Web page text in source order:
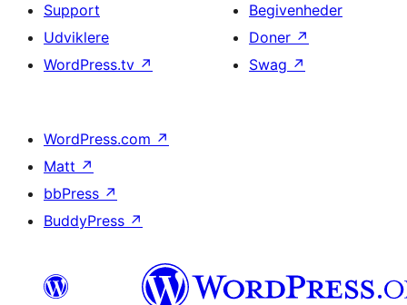
Support
Udviklere
WordPress.tv ↗
Begivenheder
Doner ↗
Swag ↗
WordPress.com ↗
Matt ↗
bbPress ↗
BuddyPress ↗